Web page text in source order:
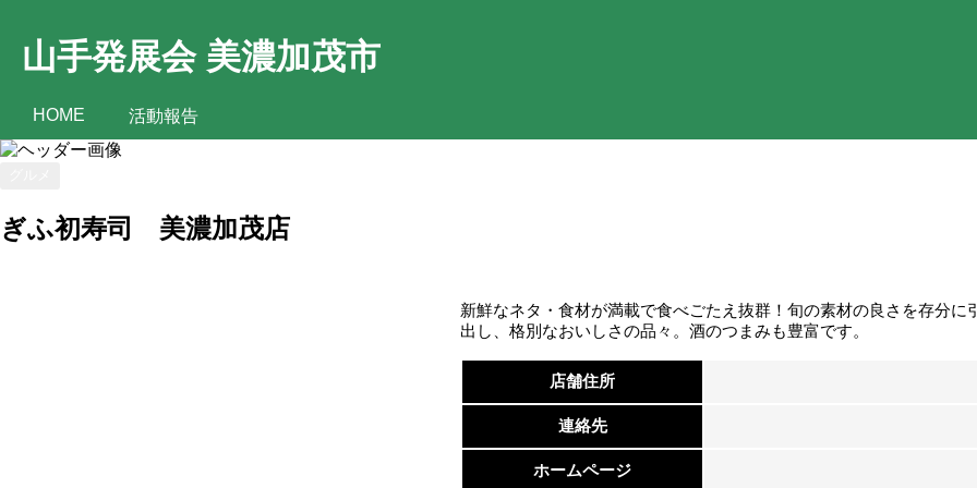
山手発展会 美濃加茂市
HOME 活動報告
ぎふ初寿司 美濃加茂店
新鮮なネタ・食材が満載で食べごたえ抜群！旬の素材の良さを存分に
出し、格別なおいしさの品々。酒のつまみも豊富です。
店舗住所
連絡先
ホームページ